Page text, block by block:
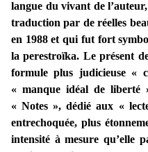
langue du vivant de
traduction par de réelles
en 1988 et qui fut fort
la perestroïka. Le présent
formule plus judicieuse «
« manque idéal de
« Notes », dédié aux «
entrechoquée, plus
intensité à mesure qu’elle